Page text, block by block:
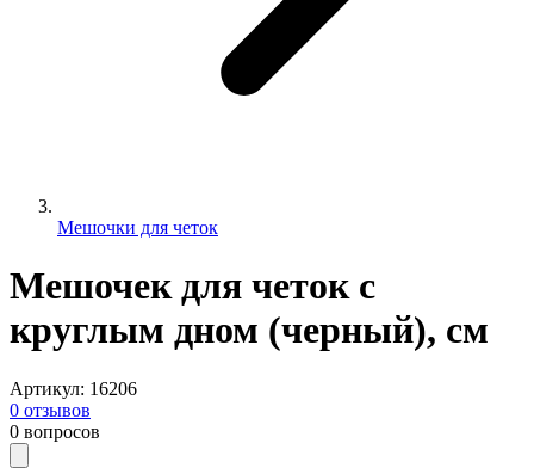
Мешочки для четок
Мешочек для четок с
круглым дном (черный), см
Артикул: 16206
0 отзывов
0 вопросов